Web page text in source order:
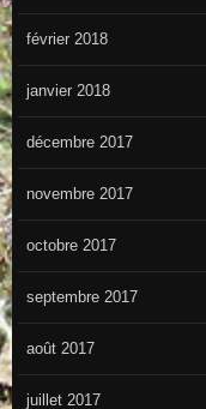
février 2018
janvier 2018
décembre 2017
novembre 2017
octobre 2017
septembre 2017
août 2017
juillet 2017